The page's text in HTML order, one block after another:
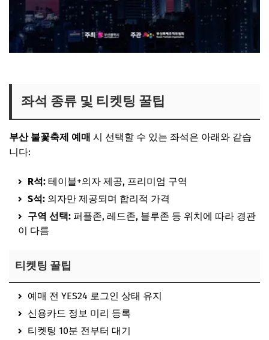
좌석 종류 및 티켓팅 꿀팁
부산 불꽃축제 예매 시 선택할 수 있는 좌석은 아래와 같습
니다:
R석: 테이블+의자 제공, 프리미엄 구역
S석: 의자만 제공되며 합리적 가격
구역 선택: 퍼플존, 레드존, 블루존 등 위치에 따라 경관
이 다름
티켓팅 꿀팁
예매 전 YES24 로그인 상태 유지
신용카드 정보 미리 등록
티켓팅 10분 전부터 대기